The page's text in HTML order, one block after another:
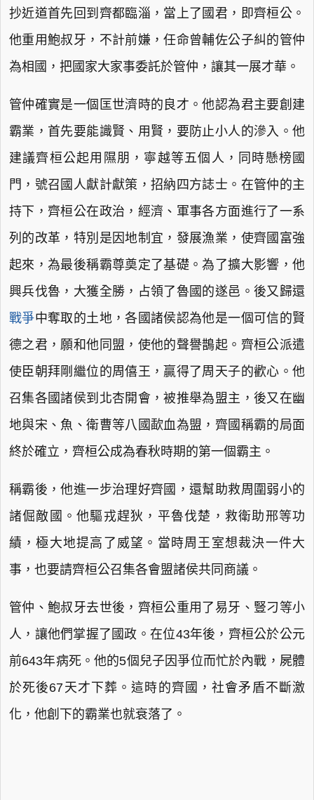
抄近道首先回到齊都臨淄，當上了國君，即齊桓公。
他重用鮑叔牙，不計前嫌，任命曾輔佐公子糾的管仲
為相國，把國家大家事委託於管仲，讓其一展才華。
管仲確實是一個匡世濟時的良才。他認為君主要創建
霸業，首先要能識賢、用賢，要防止小人的滲入。他
建議齊桓公起用隰朋，寧越等五個人，同時懸榜國
門，號召國人獻計獻策，招納四方誌士。在管仲的主
持下，齊桓公在政治，經濟、軍事各方面進行了一系
列的改革，特別是因地制宜，發展漁業，使齊國富強
起來，為最後稱霸尊奠定了基礎。為了擴大影響，他
興兵伐魯，大獲全勝，占領了魯國的遂邑。後又歸還
戰爭中奪取的土地，各國諸侯認為他是一個可信的賢
德之君，願和他同盟，使他的聲譽鵲起。齊桓公派遣
使臣朝拜剛繼位的周僖王，贏得了周天子的歡心。他
召集各國諸侯到北杏開會，被推舉為盟主，後又在幽
地與宋、魚、衛曹等八國歃血為盟，齊國稱霸的局面
終於確立，齊桓公成為春秋時期的第一個霸主。
稱霸後，他進一步治理好齊國，還幫助救周圍弱小的
諸倔敵國。他驅戎趕狄，平魯伐楚，救衛助邢等功
績，極大地提高了威望。當時周王室想裁決一件大
事，也要請齊桓公召集各會盟諸侯共同商議。
管仲、鮑叔牙去世後，齊桓公重用了易牙、豎刁等小
人，讓他們掌握了國政。在位43年後，齊桓公於公元
前643年病死。他的5個兒子因爭位而忙於內戰，屍體
於死後67天才下葬。這時的齊國，社會矛盾不斷激
化，他創下的霸業也就衰落了。